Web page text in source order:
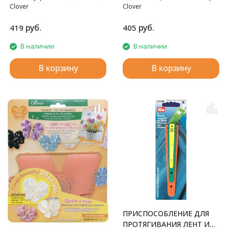
Clover
419 руб.
В наличии
В корзину
Clover
405 руб.
В наличии
В корзину
ПРИСПОСОБЛЕНИЕ ДЛЯ
ПРОТЯГИВАНИЯ ЛЕНТ И